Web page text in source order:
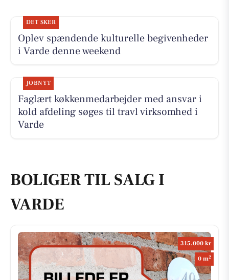
DET SKER
Oplev spændende kulturelle begivenheder
i Varde denne weekend
JOBNYT
Faglært køkkenmedarbejder med ansvar i
kold afdeling søges til travl virksomhed i
Varde
BOLIGER TIL SALG I
VARDE
315.000 kr
0 m2